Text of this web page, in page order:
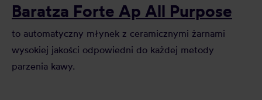
Baratza Forte Ap All Purpose
to automatyczny młynek z ceramicznymi żarnami
wysokiej jakości odpowiedni do każdej metody
parzenia kawy.